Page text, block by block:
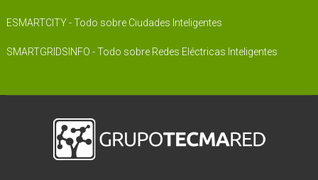
ESMARTCITY - Todo sobre Ciudades Inteligentes
SMARTGRIDSINFO - Todo sobre Redes Eléctricas Inteligentes